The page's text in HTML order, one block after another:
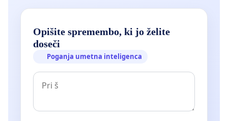
Opišite spremembo, ki jo želite
doseči
Poganja umetna inteligenca